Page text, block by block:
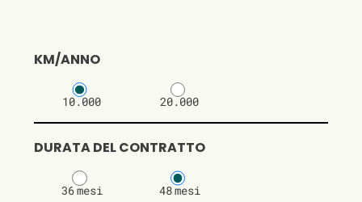
KM/ANNO
10.000 20.000
DURATA DEL CONTRATTO
36mesi 48mesi